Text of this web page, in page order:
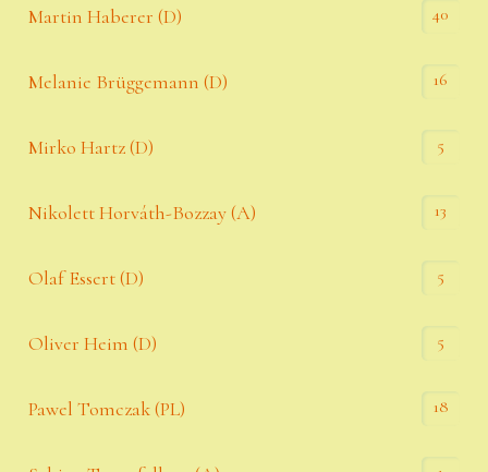
Martin Haberer (D) 40
Melanie Brüggemann (D) 16
Mirko Hartz (D) 5
Nikolett Horváth-Bozzay (A) 13
Olaf Essert (D) 5
Oliver Heim (D) 5
Pawel Tomczak (PL) 18